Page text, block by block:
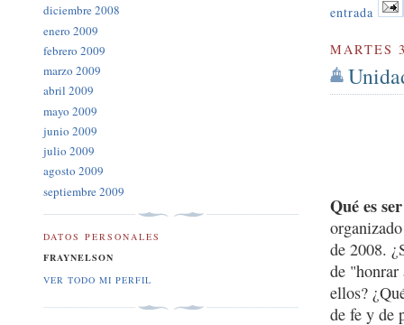
entrada
MARTES
Qué es
de 2008.
de "honrar
ellos?
de fe y de
diciembre 2008
enero 2009
febrero 2009
marzo 2009
abril 2009
mayo 2009
junio 2009
julio 2009
agosto 2009
septiembre 2009
DATOS PERSONALES
FRAYNELSON
VER TODO MI PERFIL